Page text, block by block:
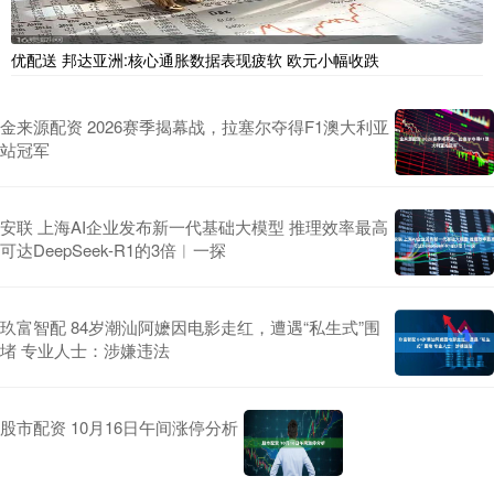
优配送 邦达亚洲:核心通胀数据表现疲软 欧元小幅收跌
金来源配资 2026赛季揭幕战，拉塞尔夺得F1澳大利亚
站冠军
安联 上海AI企业发布新一代基础大模型 推理效率最高
可达DeepSeek-R1的3倍︱一探
玖富智配 84岁潮汕阿嬷因电影走红，遭遇“私生式”围
堵 专业人士：涉嫌违法
股市配资 10月16日午间涨停分析